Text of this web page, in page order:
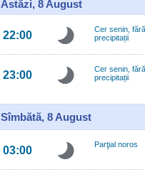
Astăzi, 8 August
22:00
Cer senin, fără
precipitații
23:00
Cer senin, fără
precipitații
Sîmbătă, 8 August
03:00 Parţial noros